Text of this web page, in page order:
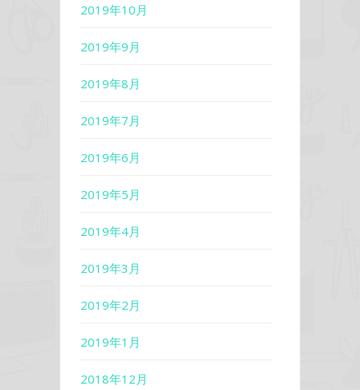
2019年10月
2019年9月
2019年8月
2019年7月
2019年6月
2019年5月
2019年4月
2019年3月
2019年2月
2019年1月
2018年12月